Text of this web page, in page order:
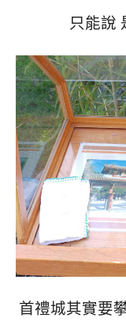
只能說
首禮城其實要